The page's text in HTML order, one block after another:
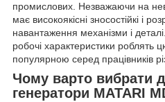
промислових. Незважаючи на
має високоякісні зносостійкі і
навантаження механізми і
робочі характеристики роблять
популярною серед працівників
Чому варто вибрати
генератори MATARI